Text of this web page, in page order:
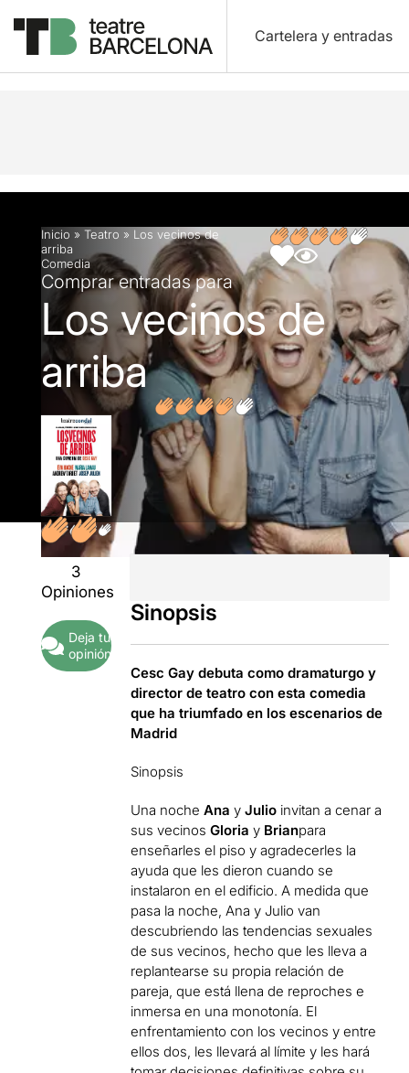
Cartelera y entradas
Descripción Ficha artística Opiniones
Inicio » Teatro » Los vecinos de
arriba
Comedia
Comprar entradas para
Los vecinos de
arriba
3
Opiniones
Deja tu
opinión
Sinopsis
Cesc Gay debuta como dramaturgo y
director de teatro con esta comedia
que ha triumfado en los escenarios de
Madrid
Sinopsis
Una nocheAna yJulio invitan a cenar a
sus vecinosGloria y Brianpara
enseñarles el piso y agradecerles la
ayuda que les dieron cuando se
instalaron en el edificio. A medida que
pasa la noche, Ana y Julio van
descubriendo las tendencias sexuales
de sus vecinos, hecho que les lleva a
replantearse su propia relación de
pareja, que está llena de reproches e
inmersa en una monotonía. El
enfrentamiento con los vecinos y entre
ellos dos, les llevará al límite y les hará